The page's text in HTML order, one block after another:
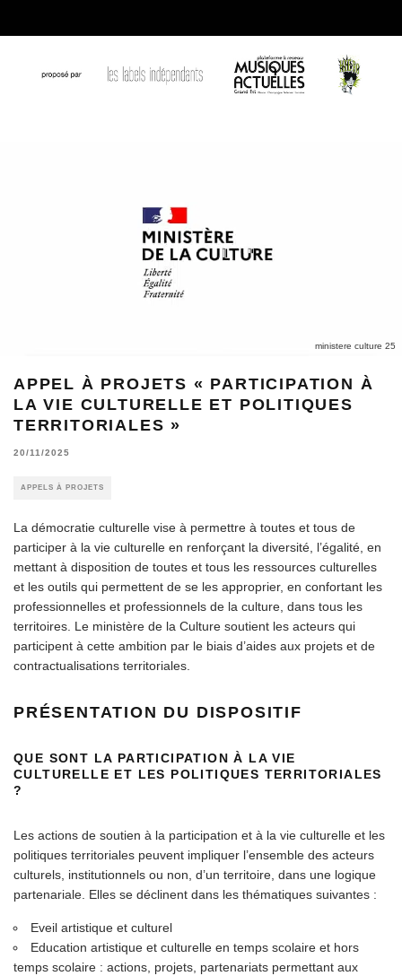
ministere culture 25
APPEL À PROJETS « PARTICIPATION À
LA VIE CULTURELLE ET POLITIQUES
TERRITORIALES »
20/11/2025
APPELS À PROJETS
La démocratie culturelle vise à permettre à toutes et tous de
participer à la vie culturelle en renforçant la diversité, l’égalité, en
mettant à disposition de toutes et tous les ressources culturelles
et les outils qui permettent de se les approprier, en confortant les
professionnelles et professionnels de la culture, dans tous les
territoires. Le ministère de la Culture soutient les acteurs qui
participent à cette ambition par le biais d’aides aux projets et de
contractualisations territoriales.
PRÉSENTATION DU DISPOSITIF
QUE SONT LA PARTICIPATION À LA VIE
CULTURELLE ET LES POLITIQUES TERRITORIALES
?
Les actions de soutien à la participation et à la vie culturelle et les
politiques territoriales peuvent impliquer l’ensemble des acteurs
culturels, institutionnels ou non, d’un territoire, dans une logique
partenariale. Elles se déclinent dans les thématiques suivantes :
Eveil artistique et culturel
Education artistique et culturelle en temps scolaire et hors
temps scolaire : actions, projets, partenariats permettant aux